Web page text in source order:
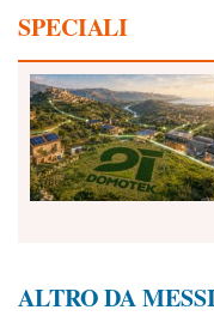
SPECIALI
ALTRO DA